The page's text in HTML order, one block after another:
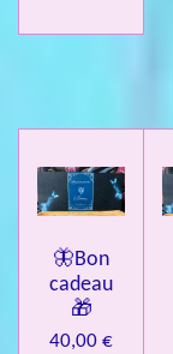
🦋Bon
cadeau
🎁
40,00 €